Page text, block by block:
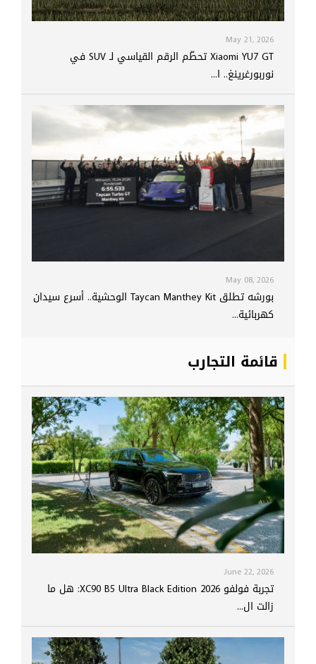
May 21, 2026
Xiaomi YU7 GT تحطّم الرقم القياسي لـ SUV في
نوربورغرينغ.. ا...
May 08, 2026
بورشه تطلق Taycan Manthey Kit الوحشية.. أسرع سيدان
كهربائية...
قائمة التجارب
June 22, 2026
تجربة فولفو XC90 B5 Ultra Black Edition 2026: هل ما
زالت ال...